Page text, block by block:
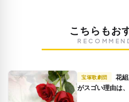
こちらもお
宝塚歌劇団
がスゴい理由は